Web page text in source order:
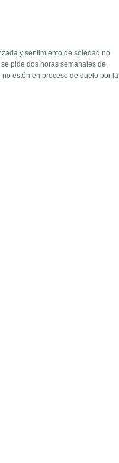
y sentimiento de soledad no
pide dos horas semanales de
estén en proceso de duelo por la